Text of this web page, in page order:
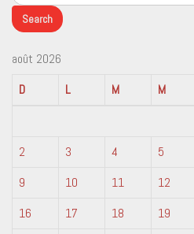
août 2026
D
L M M
2
3 4 5
9
10 11 12
16
17 18 19